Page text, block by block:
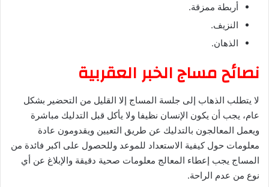
أربطة ممزقة.
النزيف.
الذهان.
نصائح مساج الخبر العقربية
لا يتطلب الذهاب إلى جلسة المساج إلا القليل من التحضير بشكل
عام، يجب أن يكون الإنسان نظيفا ولا يأكل قبل التدليك مباشرة
ويعمل المعالجون بالتدليك عن طريق التعيين ويقدومون عادة
معلومات حول كيفية الاستعداد للموعد وللحصول على اكبر فائدة من
المساج يجب إعطاء المعالج معلومات صحية دقيقة والإبلاغ عن أي
نوع من عدم الراحة.